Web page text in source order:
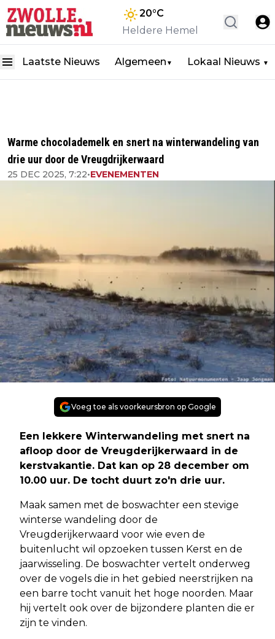
20°C
Heldere Hemel
Laatste Nieuws Algemeen ▼ Lokaal Nieuws ▼
Warme chocolademelk en snert na winterwandeling van
drie uur door de Vreugdrijkerwaard
25 DEC 2025, 7:22•EVENEMENTEN
Voeg toe als voorkeursbron op Google
Een lekkere Winterwandeling met snert na
afloop door de Vreugderijkerwaard in de
kerstvakantie. Dat kan op 28 december om
10.00 uur. De tocht duurt zo'n drie uur.
Maak samen met de boswachter een stevige
winterse wandeling door de
Vreugderijkerwaard voor wie even de
buitenlucht wil opzoeken tussen Kerst en de
jaarwisseling. De boswachter vertelt onderweg
over de vogels die in het gebied neerstrijken na
een barre tocht vanuit het hoge noorden. Maar
hij vertelt ook over de bijzondere planten die er
zijn te vinden.